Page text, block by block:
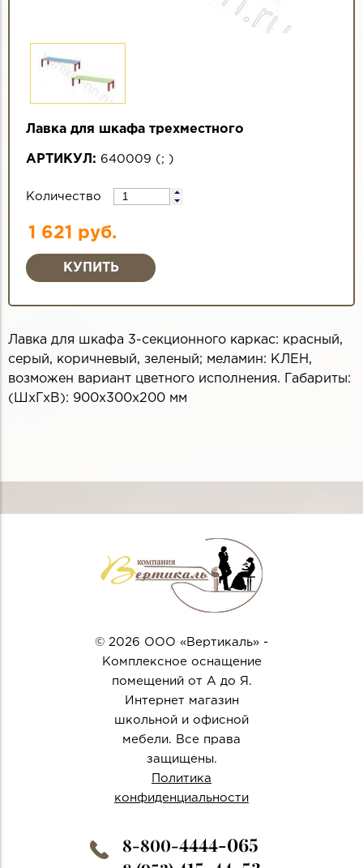
Лавка для шкафа трехместного
АРТИКУЛ: 640009 ( ; )
Количество
1 621 руб.
Лавка для шкафа 3-секционного каркас: красный,
серый, коричневый, зеленый; меламин: КЛЕН,
возможен вариант цветного исполнения. Габариты:
(ШхГхВ): 900x300x200 мм
© 2026 ООО «Вертикаль» -
Комплексное оснащение
помещений от А до Я.
Интернет магазин
школьной и офисной
мебели. Все права
защищены.
Политика
конфиденциальности
8-800-4444-065